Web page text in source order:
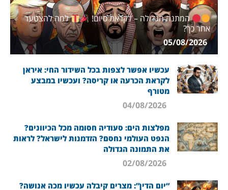
המתנה הגדולה – לקראת סיום!
למה להצטער
אחר כך?
05/08/2026
עכשיו אפשר לצפות בכל השידור החי: איראן
לקראת הכרעה או קריסה? ועכשיו במבצע
מטורף
מפלצות הים: סעודיה חסומה מכל הכיוונים?
הנפט העולמי נחסם? הזדמנות לישראל? לראות
את התמונה הגדולה
“יום הדין”: מצרים קיבלה עכשיו מכה אנושה?